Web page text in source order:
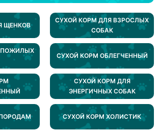
ЩЕНКОВ
СУХОЙ КОРМ ДЛЯ ВЗРОСЛЫХ
СОБАК
ПОЖИЛЫХ
СУХОЙ КОРМ ОБЛЕГЧЕННЫЙ
СУХОЙ КОРМ ДЛЯ
ЭНЕРГИЧНЫХ СОБАК
СУХОЙ КОРМ ХОЛИСТИК